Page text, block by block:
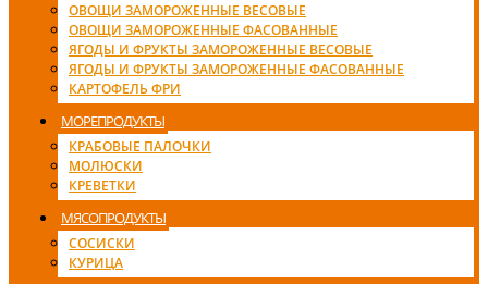
ОВОЩИ ЗАМОРОЖЕННЫЕ ВЕСОВЫЕ
ОВОЩИ ЗАМОРОЖЕННЫЕ ФАСОВАННЫЕ
ЯГОДЫ И ФРУКТЫ ЗАМОРОЖЕННЫЕ ВЕСОВЫЕ
ЯГОДЫ И ФРУКТЫ ЗАМОРОЖЕННЫЕ ФАСОВАННЫЕ
КАРТОФЕЛЬ ФРИ
МОРЕПРОДУКТЫ
КРАБОВЫЕ ПАЛОЧКИ
МОЛЮСКИ
КРЕВЕТКИ
МЯСОПРОДУКТЫ
СОСИСКИ
КУРИЦА